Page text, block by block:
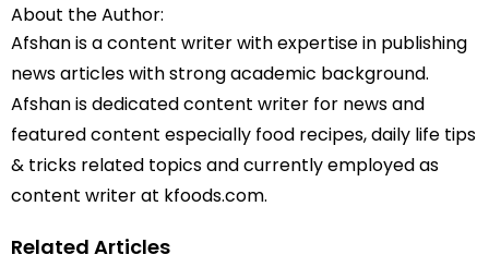
About the Author:
Afshan is a content writer with expertise in publishing
news articles with strong academic background.
Afshan is dedicated content writer for news and
featured content especially food recipes, daily life tips
& tricks related topics and currently employed as
content writer at kfoods.com.
Related Articles